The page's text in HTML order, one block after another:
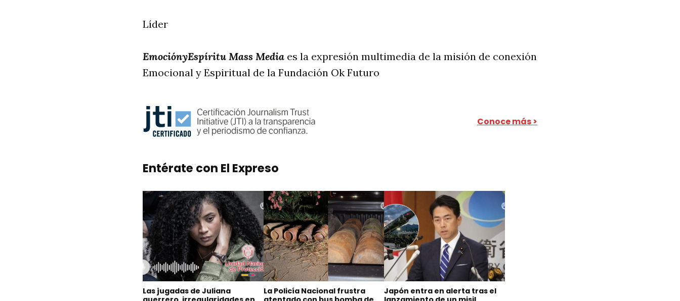
Líder
EmociónyEspíritu Mass Media es la expresión multimedia de la misión de conexión
Emocional y Espiritual de la Fundación Ok Futuro
Conoce más >
Entérate con El Expreso
Las jugadas de Juliana
La Policía Nacional frustra
Japón entra en alerta tras el